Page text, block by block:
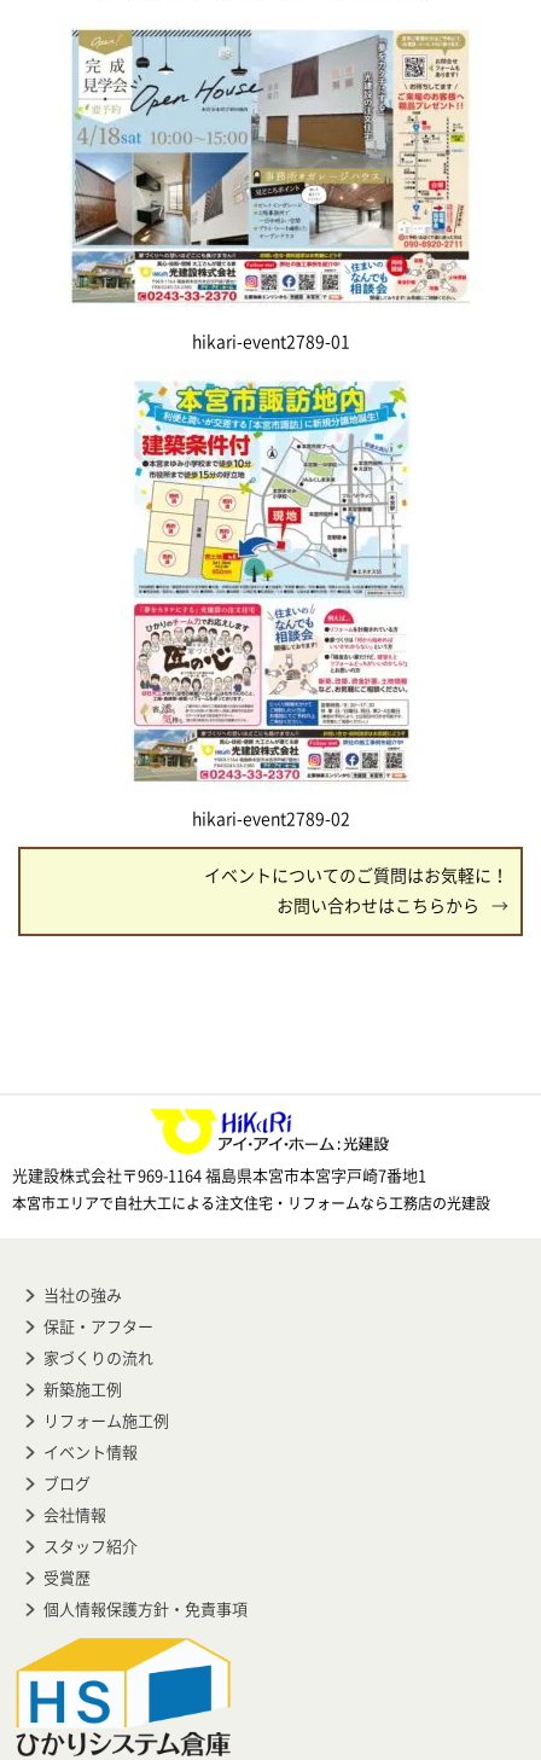
hikari-event2789-01
hikari-event2789-02
イベントについてのご質問はお気軽に！
お問い合わせはこちらから
光建設株式会社〒969-1164 福島県本宮市本宮字戸崎7番地1
本宮市エリアで自社大工による注文住宅・リフォームなら工務店の光建設
当社の強み
保証・アフター
家づくりの流れ
新築施工例
リフォーム施工例
イベント情報
ブログ
会社情報
スタッフ紹介
受賞歴
個人情報保護方針・免責事項